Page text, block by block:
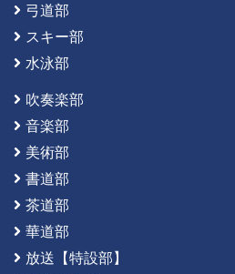
弓道部
スキー部
水泳部
吹奏楽部
音楽部
美術部
書道部
茶道部
華道部
放送【特設部】